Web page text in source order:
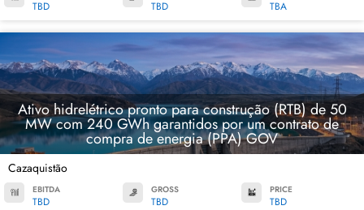
TBD TBD TBA
Ativo hidrelétrico pronto para construção (RTB) de 50
MW com 240 GWh garantidos por um contrato de
compra de energia (PPA) GOV
Cazaquistão
EBITDA
TBD
GROSS
TBD
PRICE
TBD